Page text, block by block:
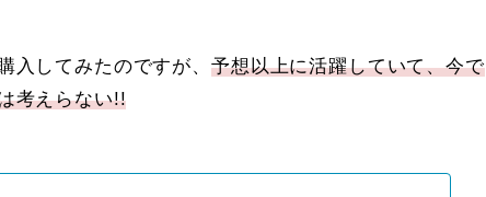
入してみたのですが、予想以上に活躍していて、今で
考えらない!!